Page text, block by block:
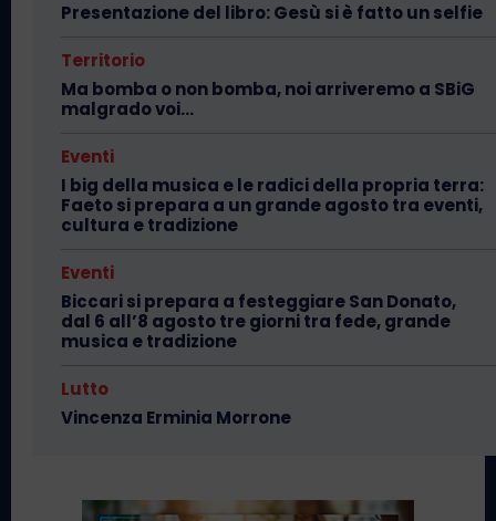
Presentazione del libro: Gesù si è fatto un selfie
Territorio
Ma bomba o non bomba, noi arriveremo a SBiG
malgrado voi…
Eventi
I big della musica e le radici della propria terra:
Faeto si prepara a un grande agosto tra eventi,
cultura e tradizione
Eventi
Biccari si prepara a festeggiare San Donato,
dal 6 all’8 agosto tre giorni tra fede, grande
musica e tradizione
Lutto
Vincenza Erminia Morrone